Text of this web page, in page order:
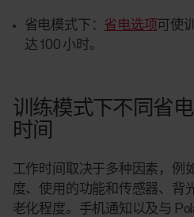
省电模式下： 省电选项 可使
达 100 小时。
训练模式下不同省
时间
工作时间取决于多种因素，例
度、使用的功能和传感器、背
老化程度。手机通知以及与